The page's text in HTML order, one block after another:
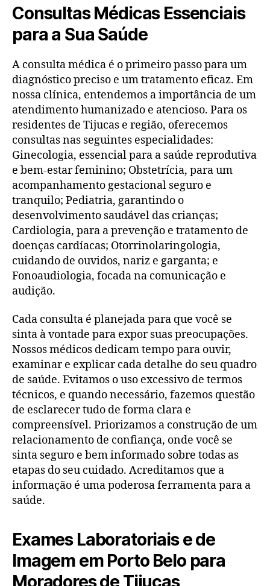
Consultas Médicas Essenciais
para a Sua Saúde
A consulta médica é o primeiro passo para um
diagnóstico preciso e um tratamento eficaz. Em
nossa clínica, entendemos a importância de um
atendimento humanizado e atencioso. Para os
residentes de Tijucas e região, oferecemos
consultas nas seguintes especialidades:
Ginecologia, essencial para a saúde reprodutiva
e bem-estar feminino; Obstetrícia, para um
acompanhamento gestacional seguro e
tranquilo; Pediatria, garantindo o
desenvolvimento saudável das crianças;
Cardiologia, para a prevenção e tratamento de
doenças cardíacas; Otorrinolaringologia,
cuidando de ouvidos, nariz e garganta; e
Fonoaudiologia, focada na comunicação e
audição.
Cada consulta é planejada para que você se
sinta à vontade para expor suas preocupações.
Nossos médicos dedicam tempo para ouvir,
examinar e explicar cada detalhe do seu quadro
de saúde. Evitamos o uso excessivo de termos
técnicos, e quando necessário, fazemos questão
de esclarecer tudo de forma clara e
compreensível. Priorizamos a construção de um
relacionamento de confiança, onde você se
sinta seguro e bem informado sobre todas as
etapas do seu cuidado. Acreditamos que a
informação é uma poderosa ferramenta para a
saúde.
Exames Laboratoriais e de
Imagem em Porto Belo para
Moradores de Tijucas